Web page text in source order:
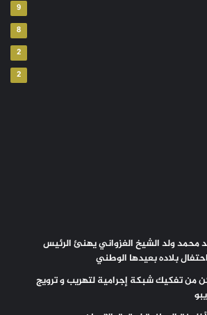
9
8
2
2
محمد ولد الشيخ الغزواني يهنئ الرئيس
بلاده بعيدها الوطني
من تفكيك شبكة إجرامية لتهريب و ترويج